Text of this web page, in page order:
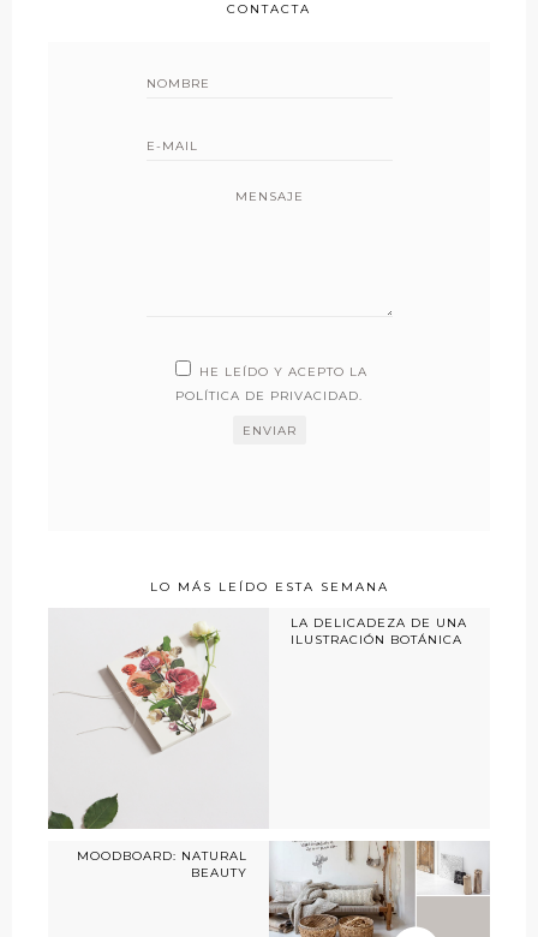
CONTACTA
MENSAJE
HE LEÍDO Y ACEPTO LA
POLÍTICA DE PRIVACIDAD.
LO MÁS LEÍDO ESTA SEMANA
LA DELICADEZA DE UNA
ILUSTRACIÓN BOTÁNICA
MOODBOARD: NATURAL
BEAUTY